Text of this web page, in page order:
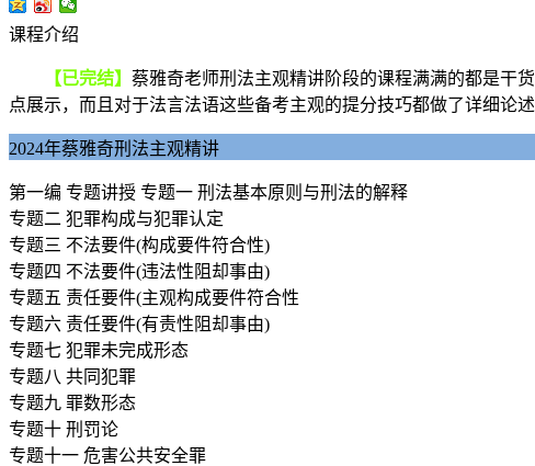
课程介绍
【已完结】 蔡雅奇老师刑法主观精讲阶段的课程满满的都是干
点展示，而且对于法言法语这些备考主观的提分技巧都做了详细论
2024年蔡雅奇刑法主观精讲
第一编 专题讲授 专题一 刑法基本原则与刑法的解释
专题二 犯罪构成与犯罪认定
专题三 不法要件(构成要件符合性)
专题四 不法要件(违法性阻却事由)
专题五 责任要件(主观构成要件符合性
专题六 责任要件(有责性阻却事由)
专题七 犯罪未完成形态
专题八 共同犯罪
专题九 罪数形态
专题十 刑罚论
专题十一 危害公共安全罪